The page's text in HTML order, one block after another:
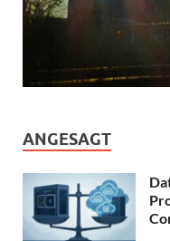
ANGESAGT